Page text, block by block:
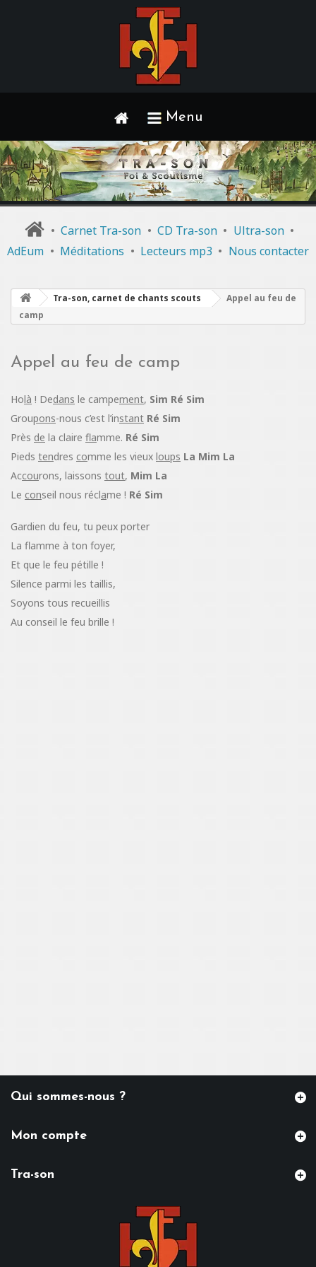
Menu
• Carnet Tra-son • CD Tra-son • Ultra-son •
AdEum • Méditations • Lecteurs mp3 • Nous contacter
Tra-son, carnet de chants scouts
Appel au feu de
camp
Appel au feu de camp
Holà ! Dedans le campement, Sim Ré Sim
Groupons-nous c’est l’instant Ré Sim
Près de la claire flamme. Ré Sim
Pieds tendres comme les vieux loups La Mim La
Accourons, laissons tout, Mim La
Le conseil nous réclame ! Ré Sim
Gardien du feu, tu peux porter
La flamme à ton foyer,
Et que le feu pétille !
Silence parmi les taillis,
Soyons tous recueillis
Au conseil le feu brille !
Qui sommes-nous ?
Mon compte
Tra-son